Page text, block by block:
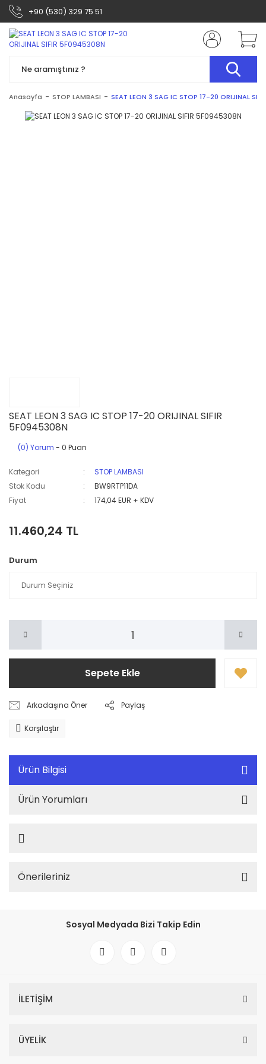
+90 (530) 329 75 51
Anasayfa STOP LAMBASI SEAT LEON 3 SAG IC STOP 17-20 ORIJINAL
SEAT LEON 3 SAG IC STOP 17-20 ORIJINAL SIFIR
5F0945308N
(0) Yorum - 0 Puan
Kategori
STOP LAMBASI
Stok Kodu
BW9RTP11DA
Fiyat
174,04 EUR + KDV
11.460,24 TL
Durum
Sepete Ekle
Arkadaşına Öner Paylaş
Karşılaştır
Ürün Bilgisi
Ürün Yorumları
Önerileriniz
Sosyal Medyada Bizi Takip Edin
İLETİŞİM
ÜYELİK